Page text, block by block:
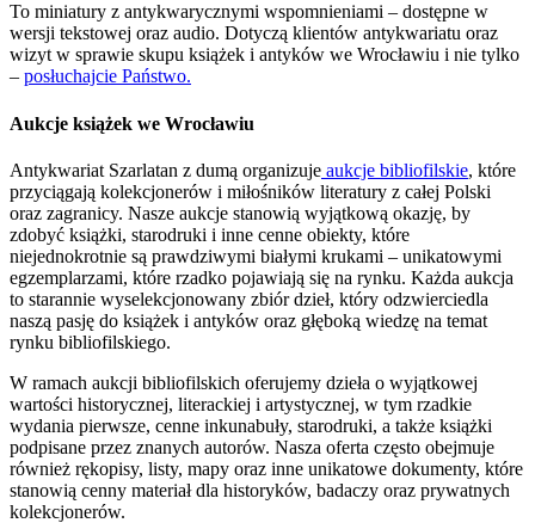
To miniatury z antykwarycznymi wspomnieniami – dostępne w
wersji tekstowej oraz audio. Dotyczą klientów antykwariatu oraz
wizyt w sprawie skupu książek i antyków we Wrocławiu i nie tylko
– posłuchajcie Państwo.
Aukcje książek we Wrocławiu
Antykwariat Szarlatan z dumą organizuje aukcje bibliofilskie, które
przyciągają kolekcjonerów i miłośników literatury z całej Polski
oraz zagranicy. Nasze aukcje stanowią wyjątkową okazję, by
zdobyć książki, starodruki i inne cenne obiekty, które
niejednokrotnie są prawdziwymi białymi krukami – unikatowymi
egzemplarzami, które rzadko pojawiają się na rynku. Każda aukcja
to starannie wyselekcjonowany zbiór dzieł, który odzwierciedla
naszą pasję do książek i antyków oraz głęboką wiedzę na temat
rynku bibliofilskiego.
W ramach aukcji bibliofilskich oferujemy dzieła o wyjątkowej
wartości historycznej, literackiej i artystycznej, w tym rzadkie
wydania pierwsze, cenne inkunabuły, starodruki, a także książki
podpisane przez znanych autorów. Nasza oferta często obejmuje
również rękopisy, listy, mapy oraz inne unikatowe dokumenty, które
stanowią cenny materiał dla historyków, badaczy oraz prywatnych
kolekcjonerów.